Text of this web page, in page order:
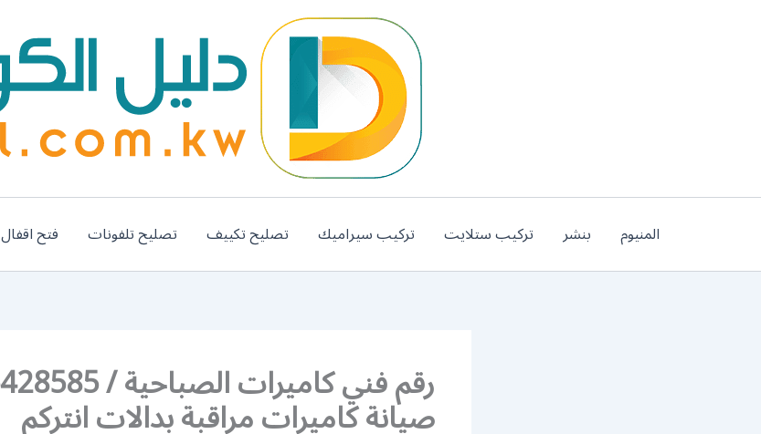
المنيوم بنشر تركيب ستلايت تركيب سيراميك تصليح تكييف تصليح تلفونات فتح اقفال
صيانة كاميرات مراقبة بدالات انتركم